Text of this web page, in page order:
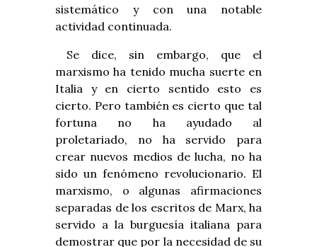
sistemático y con una notable
actividad continuada.
Se dice, sin embargo, que el
marxismo ha tenido mucha suerte en
Italia y en cierto sentido esto es
cierto. Pero también es cierto que tal
fortuna no ha ayudado al
proletariado, no ha servido para
crear nuevos medios de lucha, no ha
sido un fenómeno revolucionario. El
marxismo, o algunas afirmaciones
separadas de los escritos de Marx, ha
servido a la burguesía italiana para
demostrar que por la necesidad de su